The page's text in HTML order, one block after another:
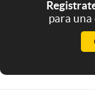
para